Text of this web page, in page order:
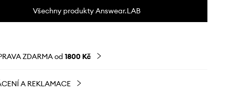
Všechny produkty Answear.LAB
ZDARMA od 1800 Kč
A REKLAMACE